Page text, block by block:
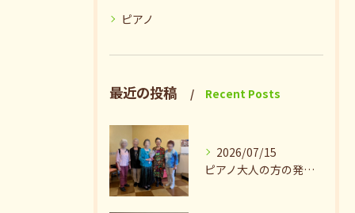
ピアノ
最近の投稿 Recent Posts
2026/07/15
ピアノ大人の方の発表会兼ねたお茶会🎵